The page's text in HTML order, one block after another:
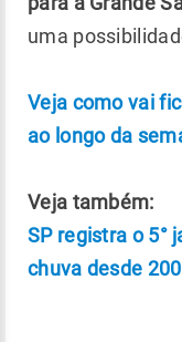
uma
Veja como vai
ao longo da
Veja também:
SP registra o 5°
chuva desde